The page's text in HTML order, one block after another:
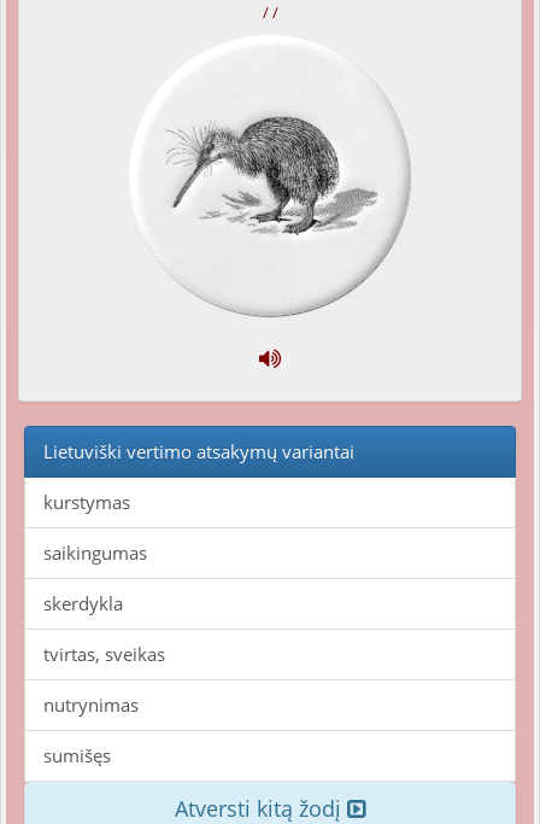
/ /
Lietuviški vertimo atsakymų variantai
kurstymas
saikingumas
skerdykla
tvirtas, sveikas
nutrynimas
sumišęs
Atversti kitą žodį